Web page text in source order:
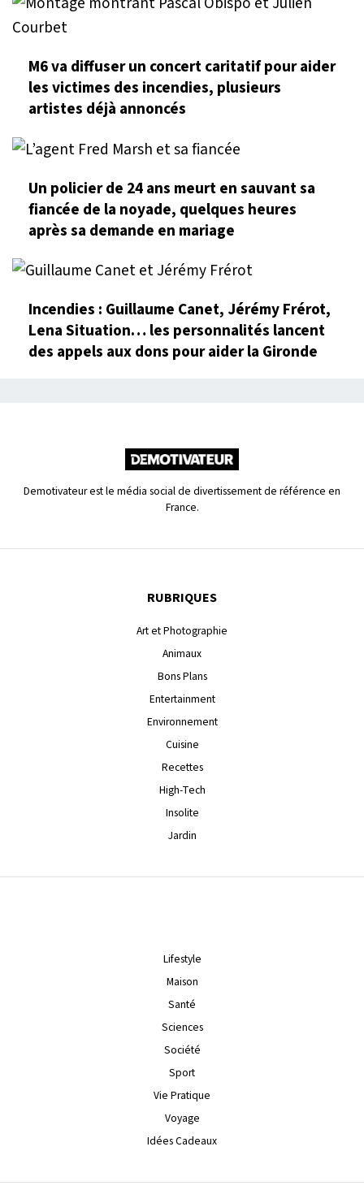
M6 va diffuser un concert caritatif pour aider
les victimes des incendies, plusieurs
artistes déjà annoncés
Un policier de 24 ans meurt en sauvant sa
fiancée de la noyade, quelques heures
après sa demande en mariage
Incendies : Guillaume Canet, Jérémy Frérot,
Lena Situation… les personnalités lancent
des appels aux dons pour aider la Gironde
Demotivateur est le média social de divertissement de référence en
France.
RUBRIQUES
Art et Photographie
Animaux
Bons Plans
Entertainment
Environnement
Cuisine
Recettes
High-Tech
Insolite
Jardin
Lifestyle
Maison
Santé
Sciences
Société
Sport
Vie Pratique
Voyage
Idées Cadeaux